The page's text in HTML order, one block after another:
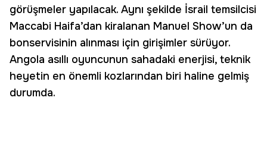
görüşmeler yapılacak. Aynı şekilde İsrail temsilcisi
Maccabi Haifa’dan kiralanan Manuel Show’un da
bonservisinin alınması için girişimler sürüyor.
Angola asıllı oyuncunun sahadaki enerjisi, teknik
heyetin en önemli kozlarından biri haline gelmiş
durumda.